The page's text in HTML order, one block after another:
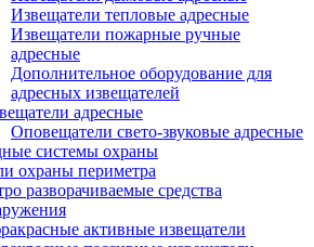
Извещатели тепловые адресные
Извещатели пожарные ручные
адресные
Дополнительное оборудование для
адресных извещателей
адресные
Оповещатели свето-звуковые адресные
системы охраны
охраны периметра
разворачиваемые средства
активные извещатели